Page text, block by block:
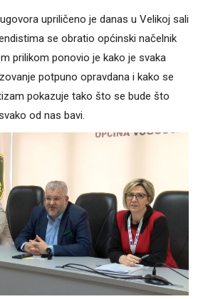
upriličeno je danas u Velikoj sali
se obratio općinski načelnik
prilikom ponovio je kako je svaka
potpuno opravdana i kako se
pokazuje tako što se bude što
od nas bavi.